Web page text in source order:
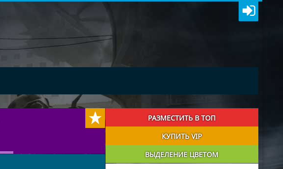
РАЗМЕСТИТЬ В ТОП
КУПИТЬ VIP
ВЫДЕЛЕНИЕ ЦВЕТОМ